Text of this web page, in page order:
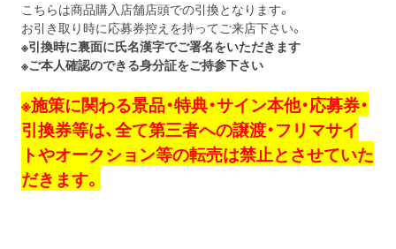
こちらは商品購入店舗店頭での引換となります。
お引き取り時に応募券控えを持ってご来店下さい。
※引換時に裏面に氏名漢字でご署名をいただきます
※ご本人確認のできる身分証をご持参下さい
※施策に関わる景品・特典・サイン本他・応募券・
引換券等は、全て第三者への譲渡・フリマサイ
トやオークション等の転売は禁止とさせていた
だきます。